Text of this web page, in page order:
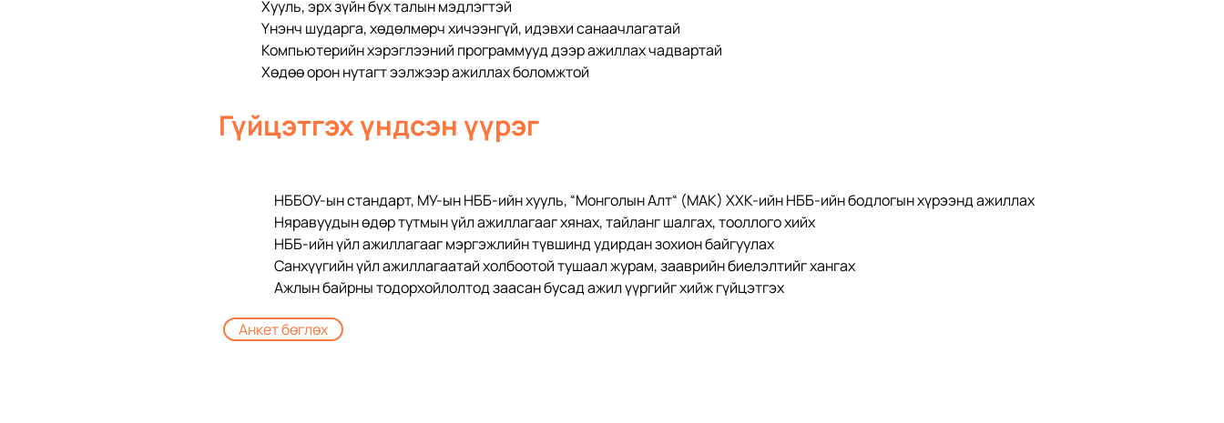
Хууль, эрх зүйн бүх талын мэдлэгтэй
Үнэнч шударга, хөдөлмөрч хичээнгүй, идэвхи санаачлагатай
Компьютерийн хэрэглээний программууд дээр ажиллах чадвартай
Хөдөө орон нутагт ээлжээр ажиллах боломжтой
Гүйцэтгэх үндсэн үүрэг
НББОУ-ын стандарт, МУ-ын НББ-ийн хууль, “Монголын Алт“ (МАК) ХХК-ийн НББ-ийн бодлогын хүрээнд ажиллах
Няравуудын өдөр тутмын үйл ажиллагааг хянах, тайланг шалгах, тооллого хийх
НББ-ийн үйл ажиллагааг мэргэжлийн түвшинд удирдан зохион байгуулах
Санхүүгийн үйл ажиллагаатай холбоотой тушаал журам, зааврийн биелэлтийг хангах
Ажлын байрны тодорхойлолтод заасан бусад ажил үүргийг хийж гүйцэтгэх
Анкет бөглөх